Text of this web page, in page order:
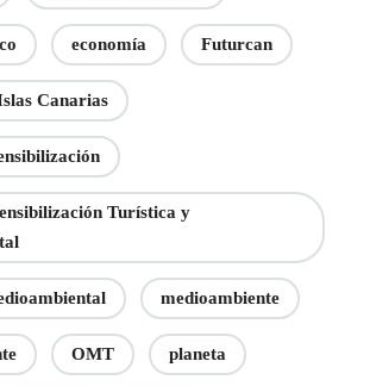
economía Futurcan
Canarias
Turística y
medioambiente
OMT planeta